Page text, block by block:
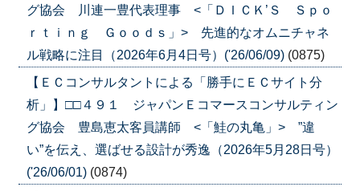
グ協会 川連一豊代表理事 <「ＤＩＣＫ’Ｓ Ｓｐｏ
ｒｔｉｎｇ Ｇｏｏｄｓ」> 先進的なオムニチャネ
ル戦略に注目（2026年6月4日号）('26/06/09) (0875)
【ＥＣコンサルタントによる「勝手にＥＣサイト分
析」】□□４９１ ジャパンＥコマースコンサルティン
グ協会 豊島恵太客員講師 <「鮭の丸亀」> ”違
い”を伝え、選ばせる設計が秀逸（2026年5月28日号）
('26/06/01) (0874)